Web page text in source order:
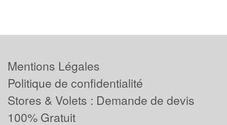
Mentions Légales
Politique de confidentialité
Stores & Volets : Demande de devis
100% Gratuit